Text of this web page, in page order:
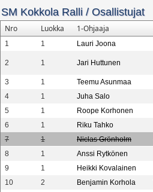
SM Kokkola Ralli / Osallistujat
Nro Luokka 1-Ohjaaja
1 1 Lauri Joona
2 1 Jari Huttunen
3 1 Teemu Asunmaa
4
1 Juha Salo
5
1 Roope Korhonen
6
1 Riku Tahko
7
1 Niclas Grönholm
8
1 Anssi Rytkönen
9
1 Heikki Kovalainen
10
2 Benjamin Korhola